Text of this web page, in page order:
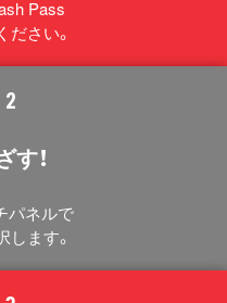
Pass
ださい。
2
す！
パネルで
します。